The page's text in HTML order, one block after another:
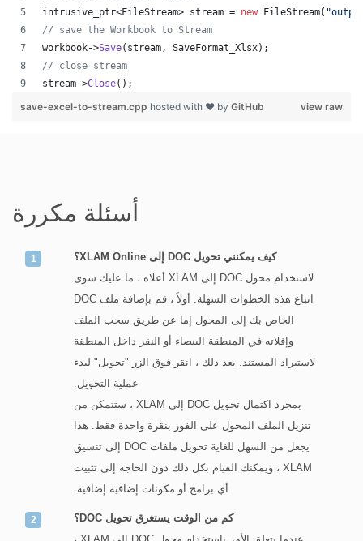
intrusive_ptr<FileStream> stream = new FileStream( "
// save the Workbook to Stream
workbook->Save(stream, SaveFormat_Xlsx);
// close stream
stream->Close();
view raw
save-excel-to-stream.cpp hosted with ❤ by GitHub
أسئلة مكررة
كيف يمكنني تحويل DOC إلى XLAM Online؟
لاستخدام محول DOC إلى XLAM أعلاه ، ما عليك سوى
اتباع هذه الخطوات السهلة. أولاً ، قم بإضافة ملف DOC
الخاص بك إلى المحول إما عن طريق سحب الملف
وإفلاته في المنطقة البيضاء أو النقر داخل المنطقة
لاستيراد المستند. بعد ذلك ، انقر فوق الزر "تحويل" لبدء
عملية التحويل.
بمجرد اكتمال تحويل DOC إلى XLAM ، ستتمكن من
تنزيل الملف المحول على الفور بنقرة واحدة فقط. هذا
يجعل من السهل للغاية تحويل ملفات DOC إلى تنسيق
XLAM ، ويمكنك القيام بكل ذلك دون الحاجة إلى تثبيت
أي برامج أو مكونات إضافية إضافية.
كم من الوقت يستغرق تحويل DOC؟